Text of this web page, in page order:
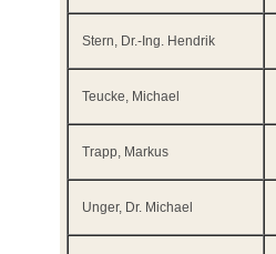
Stern, Dr.-Ing. Hendrik
Teucke, Michael
Trapp, Markus
Unger, Dr. Michael